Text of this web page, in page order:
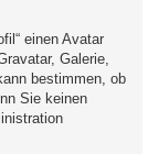
einen Avatar
Galerie,
bestimmen, ob
Sie keinen